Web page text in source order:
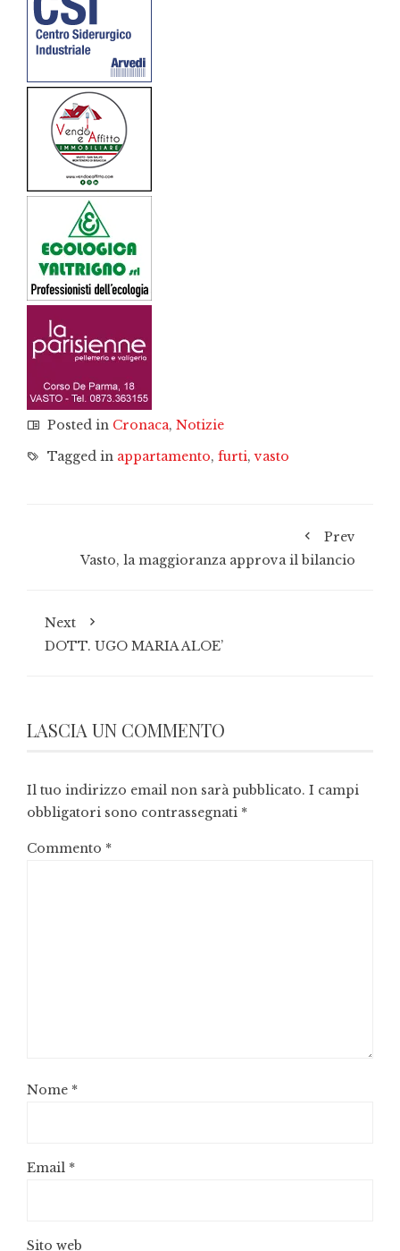
Posted in Cronaca, Notizie
Tagged in appartamento, furti,vasto
Prev
Vasto, la maggioranza approva il bilancio
Next
DOTT. UGO MARIA ALOE’
LASCIA UN COMMENTO
Il tuo indirizzo email non sarà pubblicato. I campi
obbligatori sono contrassegnati *
Commento *
Nome *
Email *
Sito web